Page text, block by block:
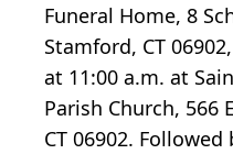
Funeral Home, 8
Stamford, CT
at 11:00 a.m. at
Parish Church, 566
CT 06902.